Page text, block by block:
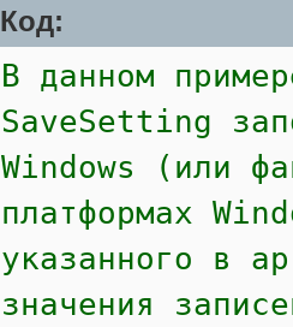
Код:
В данном
SaveSetting
Windows (или
платформах
указанного в
значения